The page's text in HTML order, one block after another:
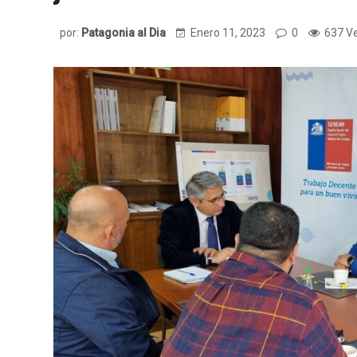
por: Patagonia al Dia Enero 11, 2023 0 637